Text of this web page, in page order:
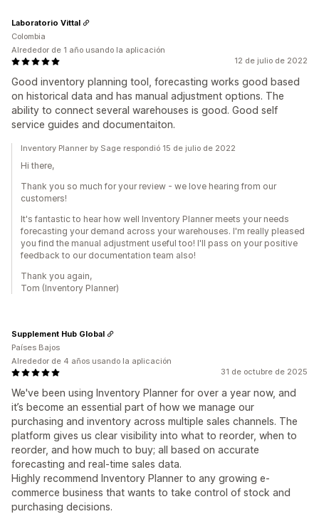
12 de julio de 2022
Good inventory planning tool, forecasting works good based
on historical data and has manual adjustment options. The
ability to connect several warehouses is good. Good self
service guides and documentaiton.
Laboratorio Vittal
Colombia
Alrededor de 1 año usando la aplicación
Inventory Planner by Sage respondió 15 de julio de 2022
Hi there,
Thank you so much for your review - we love hearing from our
customers!
It's fantastic to hear how well Inventory Planner meets your needs
forecasting your demand across your warehouses. I'm really pleased
you find the manual adjustment useful too! I'll pass on your positive
feedback to our documentation team also!
Thank you again,
Tom (Inventory Planner)
31 de octubre de 2025
We've been using Inventory Planner for over a year now, and
it’s become an essential part of how we manage our
purchasing and inventory across multiple sales channels. The
platform gives us clear visibility into what to reorder, when to
reorder, and how much to buy; all based on accurate
forecasting and real-time sales data.
Highly recommend Inventory Planner to any growing e-
commerce business that wants to take control of stock and
purchasing decisions.
Supplement Hub Global
Países Bajos
Alrededor de 4 años usando la aplicación